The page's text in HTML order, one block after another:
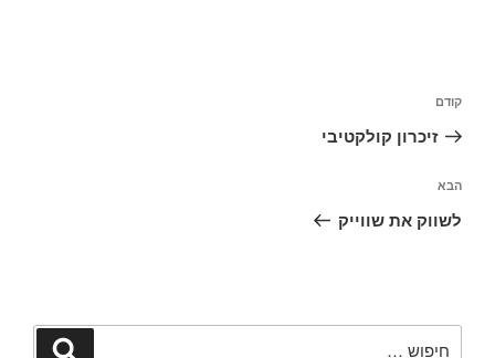
הפוסט
הקודם
קודם
זיכרון קולקטיבי
הפוסט
הבא
הבא
לשווק את שווייק
חיפוש